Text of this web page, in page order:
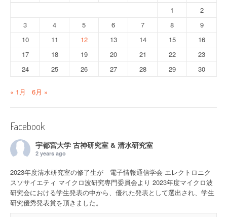
1
2
3
4 5 6 7 8
9
10
11 12 13 14 15
16
17
18 19 20 21 22
23
24
25 26 27 28 29 30
« 1月 6月 »
Facebook
宇都宮大学 古神研究室 & 清水研究室
2 years ago
2023年度清水研究室の修了生が 電子情報通信学会 エレクトロニク
スソサイエティ マイクロ波研究専門委員会より 2023年度マイクロ波
研究会における学生発表の中から、優れた発表として選出され、学生
研究優秀発表賞を頂きました。